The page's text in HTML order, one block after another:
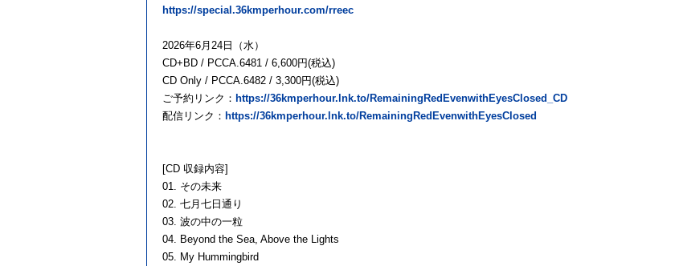
https://special.36kmperhour.com/rreec
2026年6月24日（水）
CD+BD / PCCA.6481 / 6,600円(税込)
CD Only / PCCA.6482 / 3,300円(税込)
ご予約リンク： https://36kmperhour.lnk.to/RemainingRedEvenwithEyesClosed_CD
配信リンク： https://36kmperhour.lnk.to/RemainingRedEvenwithEyesClosed
[CD 収録内容]
01. その未来
02. 七月七日通り
03. 波の中の一粒
04. Beyond the Sea, Above the Lights
05. My Hummingbird